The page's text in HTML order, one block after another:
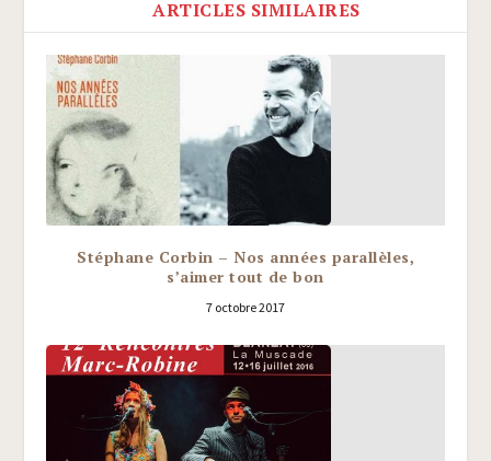
ARTICLES SIMILAIRES
Stéphane Corbin – Nos années parallèles,
s’aimer tout de bon
7 octobre 2017